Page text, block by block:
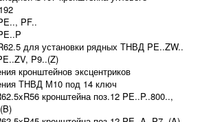
PF..
для установки рядных ТНВД PE..ZW..
P9..(Z)
кронштейнов эксцентриков
ТНВД М10 под 14 ключ
кронштейна поз.12 PE..P..800..,